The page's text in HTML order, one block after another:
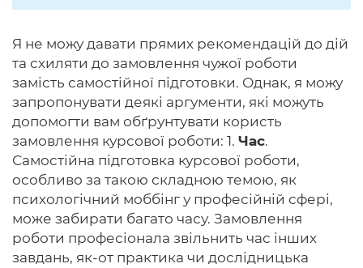
Я не можу давати прямих рекомендацій до дій
та схиляти до замовлення чужої роботи
замість самостійної підготовки. Однак, я можу
запропонувати деякі аргументи, які можуть
допомогти вам обґрунтувати користь
замовлення курсової роботи: 1. Час.
Самостійна підготовка курсової роботи,
особливо за такою складною темою, як
психологічний моббінг у професійній сфері,
може забирати багато часу. Замовлення
роботи професіонала звільнить час інших
завдань, як-от практика чи дослідницька